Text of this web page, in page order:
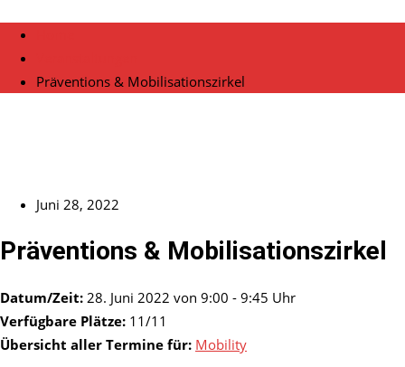
Präventions & Mobilisationszirkel
Juni 28, 2022
Präventions & Mobilisationszirkel
Datum/Zeit: 28. Juni 2022 von 9:00 - 9:45 Uhr
Verfügbare Plätze: 11/11
Übersicht aller Termine für: Mobility